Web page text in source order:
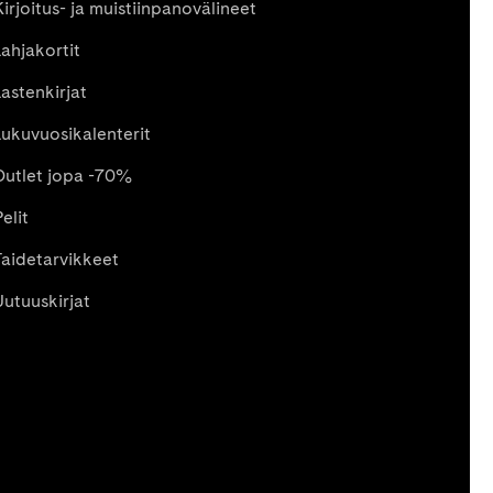
ja muistiinpanovälineet
jopa -70%